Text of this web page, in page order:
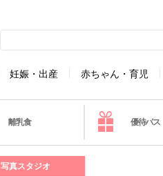
妊娠・出産 赤ちゃん・育児
離乳食 優待パス
写真スタジオ